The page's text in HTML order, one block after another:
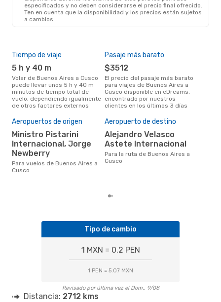
CUZ- BUE
especificados y no deben considerarse el precio final ofrecido.
Ten en cuenta que la disponibilidad y los precios están sujetos
a cambios.
Tiempo de viaje
5 h y 40 m
Volar de Buenos Aires a Cusco
puede llevar unos 5 h y 40 m
minutos de tiempo total de
vuelo, dependiendo igualmente
de otros factores externos
Pasaje más barato
$3512
El precio del pasaje más barato
para viajes de Buenos Aires a
Cusco disponible en eDreams,
encontrado por nuestros
clientes en los últimos 3 días
Aeropuertos de origen
Ministro Pistarini
Internacional, Jorge
Newberry
Para vuelos de Buenos Aires a
Cusco
Aeropuerto de destino
Alejandro Velasco
Astete Internacional
Para la ruta de Buenos Aires a
Cusco
Tipo de cambio
1 MXN = 0.2 PEN
1 PEN = 5.07 MXN
Revisado por última vez el Dom., 9/08
Distancia: 2712 kms